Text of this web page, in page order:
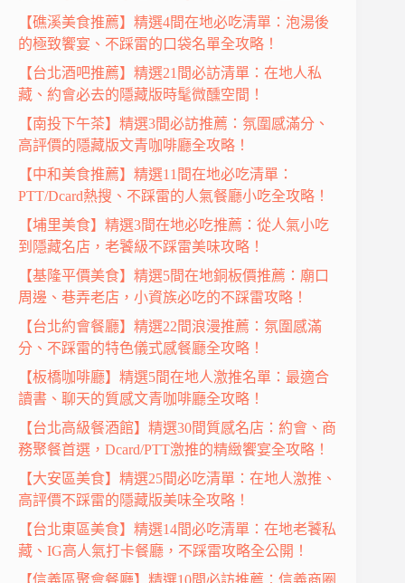
【礁溪美食推薦】精選4間在地必吃清單：泡湯後
的極致饗宴、不踩雷的口袋名單全攻略！
【台北酒吧推薦】精選21間必訪清單：在地人私
藏、約會必去的隱藏版時髦微醺空間！
【南投下午茶】精選3間必訪推薦：氛圍感滿分、
高評價的隱藏版文青咖啡廳全攻略！
【中和美食推薦】精選11間在地必吃清單：
PTT/Dcard熱搜、不踩雷的人氣餐廳小吃全攻略！
【埔里美食】精選3間在地必吃推薦：從人氣小吃
到隱藏名店，老饕級不踩雷美味攻略！
【基隆平價美食】精選5間在地銅板價推薦：廟口
周邊、巷弄老店，小資族必吃的不踩雷攻略！
【台北約會餐廳】精選22間浪漫推薦：氛圍感滿
分、不踩雷的特色儀式感餐廳全攻略！
【板橋咖啡廳】精選5間在地人激推名單：最適合
讀書、聊天的質感文青咖啡廳全攻略！
【台北高級餐酒館】精選30間質感名店：約會、商
務聚餐首選，Dcard/PTT激推的精緻饗宴全攻略！
【大安區美食】精選25間必吃清單：在地人激推、
高評價不踩雷的隱藏版美味全攻略！
【台北東區美食】精選14間必吃清單：在地老饕私
藏、IG高人氣打卡餐廳，不踩雷攻略全公開！
【信義區聚會餐廳】精選10間必訪推薦：信義商圈